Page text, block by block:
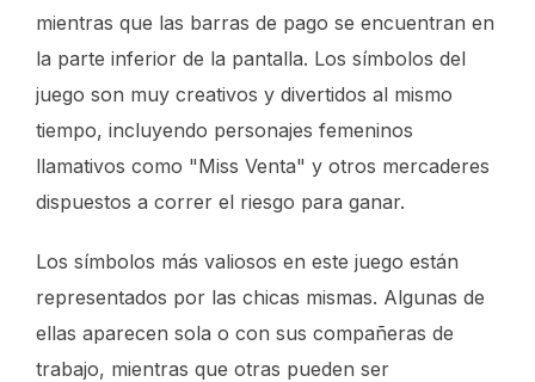
mientras que las barras de pago se encuentran en
la parte inferior de la pantalla. Los símbolos del
juego son muy creativos y divertidos al mismo
tiempo, incluyendo personajes femeninos
llamativos como "Miss Venta" y otros mercaderes
dispuestos a correr el riesgo para ganar.
Los símbolos más valiosos en este juego están
representados por las chicas mismas. Algunas de
ellas aparecen sola o con sus compañeras de
trabajo, mientras que otras pueden ser